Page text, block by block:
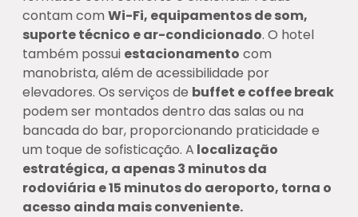
contam com Wi-Fi, equipamentos de som,
suporte técnico e ar-condicionado. O hotel
também possui estacionamento com
manobrista, além de acessibilidade por
elevadores. Os serviços de buffet e coffee break
podem ser montados dentro das salas ou na
bancada do bar, proporcionando praticidade e
um toque de sofisticação. A localização
estratégica, a apenas 3 minutos da
rodoviária e 15 minutos do aeroporto, torna o
acesso ainda mais conveniente.